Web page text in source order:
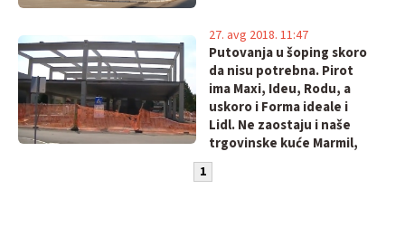
Putovanja u šoping skoro
da nisu potrebna. Pirot
ima Maxi, Ideu, Rodu, a
uskoro i Forma ideale i
Lidl. Ne zaostaju i naše
trgovinske kuće Marmil,
Gali...
27. avg 2018. 11:47
1